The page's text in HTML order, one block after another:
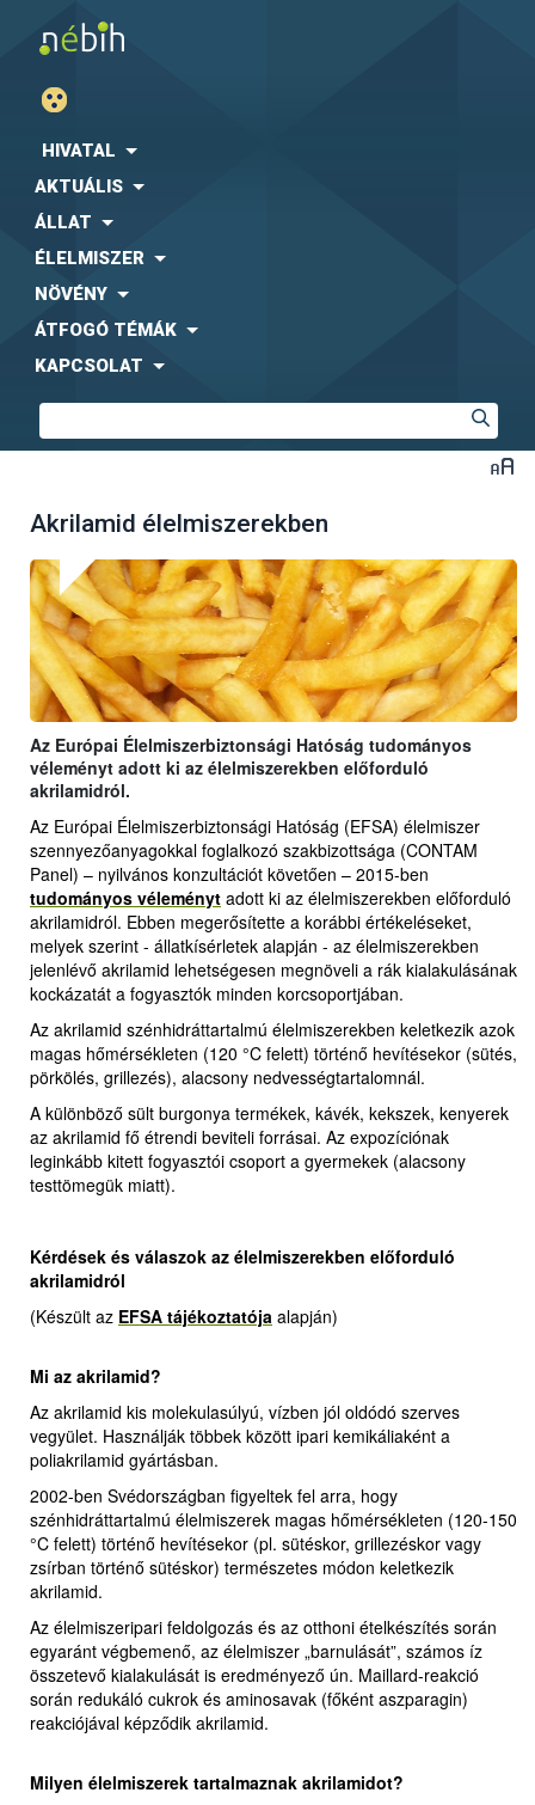
HIVATAL
AKTUÁLIS
ÁLLAT
ÉLELMISZER
NÖVÉNY
ÁTFOGÓ TÉMÁK
KAPCSOLAT
Akrilamid élelmiszerekben
Az Európai Élelmiszerbiztonsági Hatóság tudományos
véleményt adott ki az élelmiszerekben előforduló
akrilamidról.
Az Európai Élelmiszerbiztonsági Hatóság (EFSA) élelmiszer
szennyezőanyagokkal foglalkozó szakbizottsága (CONTAM
Panel) – nyilvános konzultációt követően – 2015-ben
tudományos véleményt adott ki az élelmiszerekben előforduló
akrilamidról. Ebben megerősítette a korábbi értékeléseket,
melyek szerint - állatkísérletek alapján - az élelmiszerekben
jelenlévő akrilamid lehetségesen megnöveli a rák kialakulásának
kockázatát a fogyasztók minden korcsoportjában.
Az akrilamid szénhidráttartalmú élelmiszerekben keletkezik azok
magas hőmérsékleten (120 °C felett) történő hevítésekor (sütés,
pörkölés, grillezés), alacsony nedvességtartalomnál.
A különböző sült burgonya termékek, kávék, kekszek, kenyerek
az akrilamid fő étrendi beviteli forrásai. Az expozíciónak
leginkább kitett fogyasztói csoport a gyermekek (alacsony
testtömegük miatt).
Kérdések és válaszok az élelmiszerekben előforduló
akrilamidról
(Készült az EFSA tájékoztatója alapján)
Mi az akrilamid?
Az akrilamid kis molekulasúlyú, vízben jól oldódó szerves
vegyület. Használják többek között ipari kemikáliaként a
poliakrilamid gyártásban.
2002-ben Svédországban figyeltek fel arra, hogy
szénhidráttartalmú élelmiszerek magas hőmérsékleten (120-150
°C felett) történő hevítésekor (pl. sütéskor, grillezéskor vagy
zsírban történő sütéskor) természetes módon keletkezik
akrilamid.
Az élelmiszeripari feldolgozás és az otthoni ételkészítés során
egyaránt végbemenő, az élelmiszer „barnulását”, számos íz
összetevő kialakulását is eredményező ún. Maillard-reakció
során redukáló cukrok és aminosavak (főként aszparagin)
reakciójával képződik akrilamid.
Milyen élelmiszerek tartalmaznak akrilamidot?